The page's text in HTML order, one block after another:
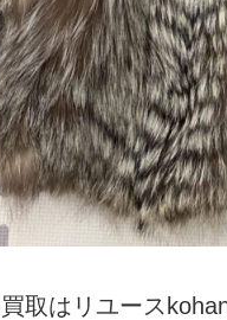
取はリユース